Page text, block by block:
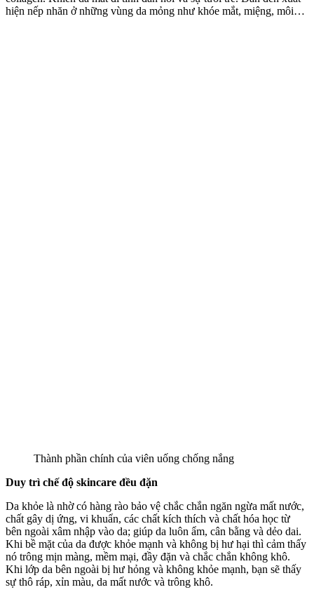
hiện nếp nhăn ở những vùng da mỏng như khóe mắt, miệng, môi…
Thành phần chính của viên uống chống nắng
Duy trì chế độ skincare đều đặn
Da khỏe là nhờ có hàng rào bảo vệ chắc chắn ngăn ngừa mất nước,
chất gây dị ứng, vi khuẩn, các chất kích thích và chất hóa học từ
bên ngoài xâm nhập vào da; giúp da luôn ẩm, cân bằng và dẻo dai.
Khi bề mặt của da được khỏe mạnh và không bị hư hại thì cảm thấy
nó trông mịn màng, mềm mại, đầy đặn và chắc chắn không khô.
Khi lớp da bên ngoài bị hư hỏng và không khỏe mạnh, bạn sẽ thấy
sự thô ráp, xỉn màu, da mất nước và trông khô.